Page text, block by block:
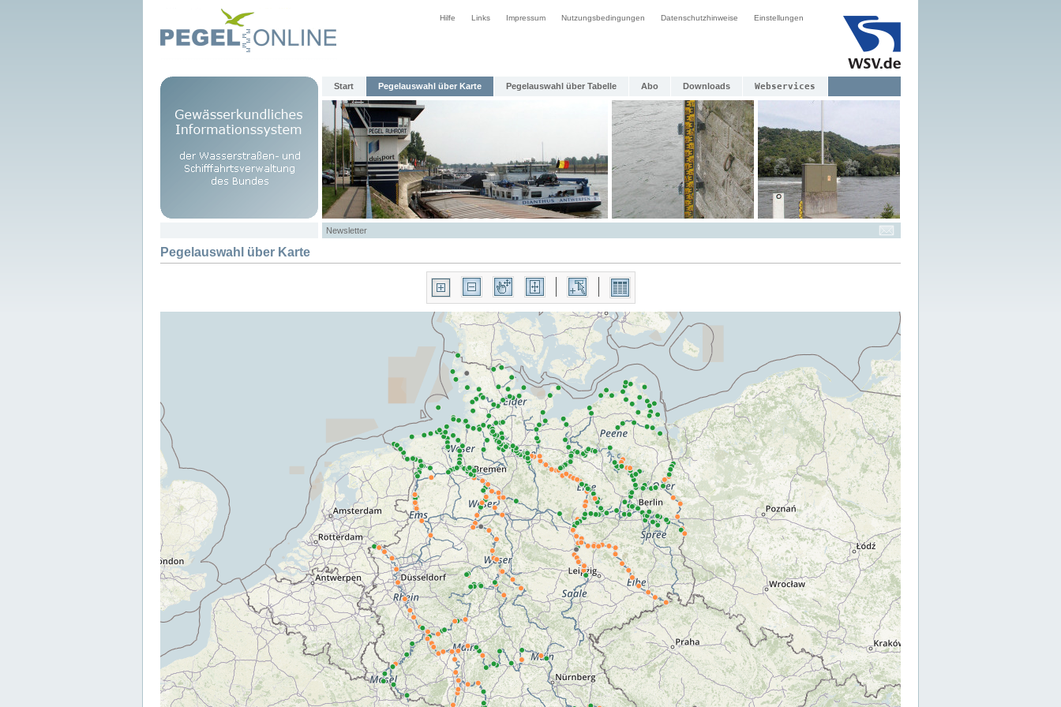
Hilfe Links Impressum Nutzungsbedingungen Datenschutzhinweise Einstellungen
Start Pegelauswahl über Karte Pegelauswahl über Tabelle Abo Downloads Webservices
Newsletter
Pegelauswahl über Karte